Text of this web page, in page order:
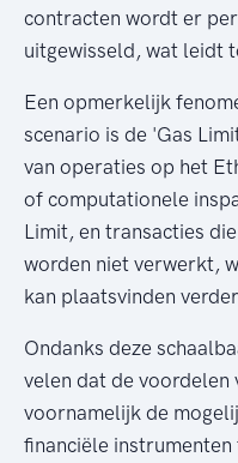
contracten wordt er
uitgewisseld, wat leidt
Een opmerkelijk
scenario is de 'Gas
van operaties op het
of computationele
Limit, en transacties
worden niet verwerkt,
kan plaatsvinden
Ondanks deze
velen dat de voordelen
voornamelijk de
financiële instrumenten